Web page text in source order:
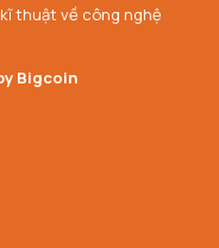
thuật về công nghệ
Bigcoin